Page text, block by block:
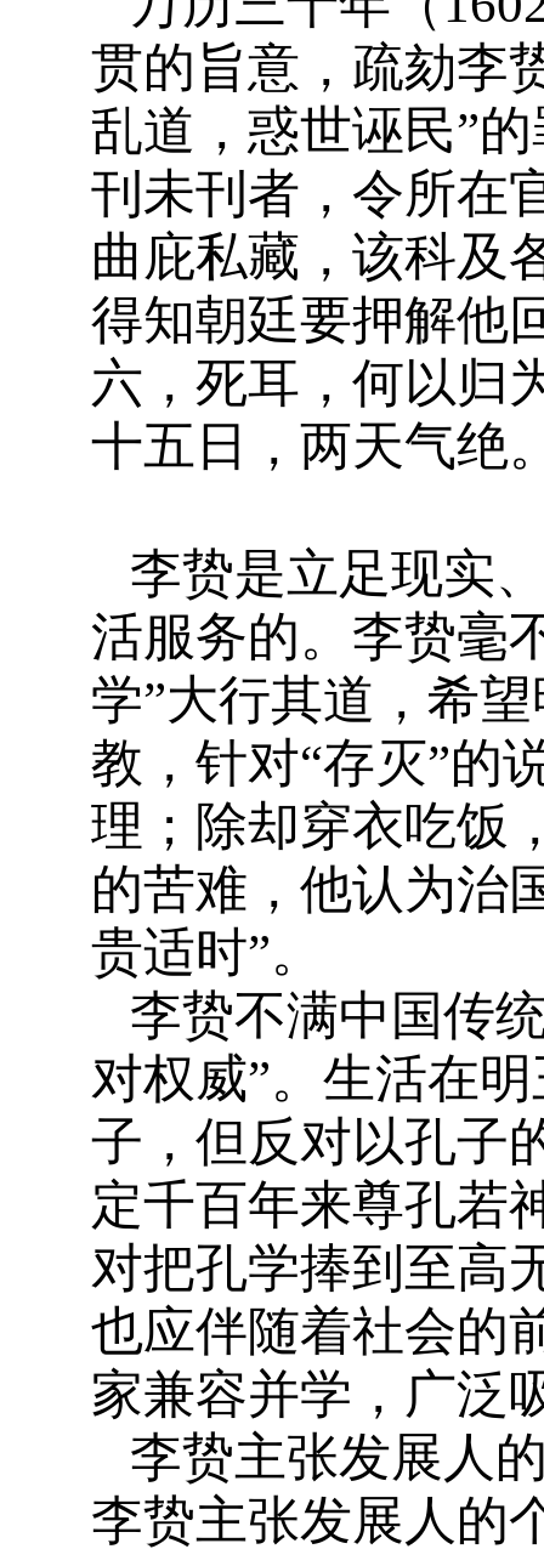
贯的旨意，疏劾李
乱道，惑世诬民”
刊未刊者，令所在
曲庇私藏，该科及
得知朝廷要押解他
六，死耳，何以归
十五日，两天气绝
李贽是立足现实
活服务的。李贽毫
学”大行其道，希
教，针对“存灭”的
理；除却穿衣吃饭
的苦难，他认为治
贵适时”。
李贽不满中国传
对权威”。生活在
子，但反对以孔子
定千百年来尊孔若
对把孔学捧到至高
也应伴随着社会的
家兼容并学，广泛
李贽主张发展人
李贽主张发展人的